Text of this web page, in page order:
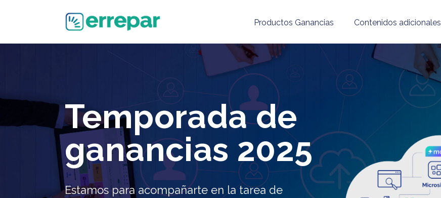
Productos Ganancias Contenidos adicionales
Temporada de
ganancias 2025
Estamos para acompañarte en la tarea de